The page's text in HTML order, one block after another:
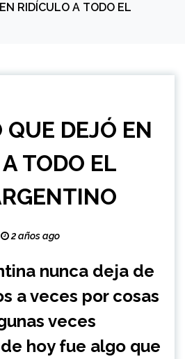
RIDÍCULO A TODO EL
QUE DEJÓ EN
TODO EL
2 años ago
nunca deja de
a veces por cosas
veces
hoy fue algo que